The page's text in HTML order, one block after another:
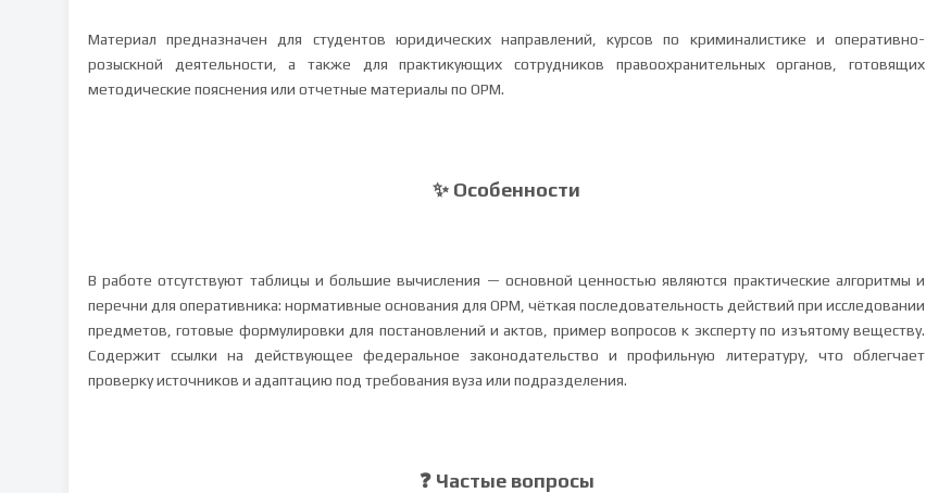
Материал предназначен для студентов юридических направлений, курсов по криминалистике и оперативно-
розыскной деятельности, а также для практикующих сотрудников правоохранительных органов, готовящих
методические пояснения или отчетные материалы по ОРМ.
✨ Особенности
В работе отсутствуют таблицы и большие вычисления — основной ценностью являются практические алгоритмы и
перечни для оперативника: нормативные основания для ОРМ, чёткая последовательность действий при исследовании
предметов, готовые формулировки для постановлений и актов, пример вопросов к эксперту по изъятому веществу.
Содержит ссылки на действующее федеральное законодательство и профильную литературу, что облегчает
проверку источников и адаптацию под требования вуза или подразделения.
❓ Частые вопросы